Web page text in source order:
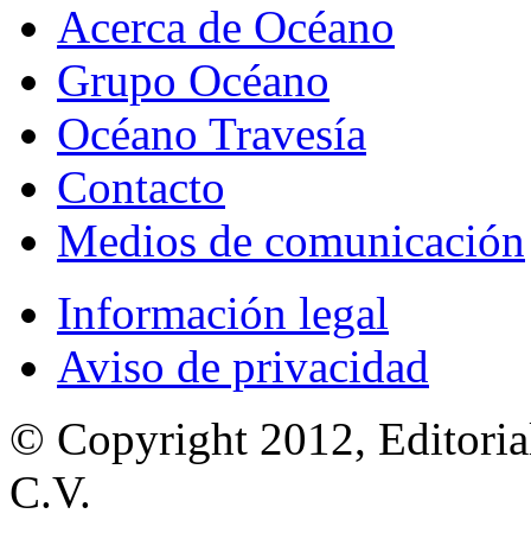
Acerca de Océano
Grupo Océano
Océano Travesía
Contacto
Medios de comunicación
Información legal
Aviso de privacidad
© Copyright 2012,
C.V.